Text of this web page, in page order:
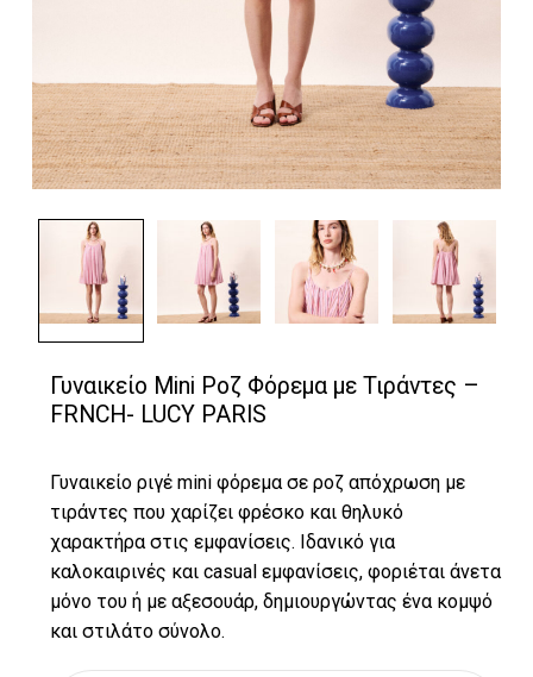
Γυναικείο Mini Ροζ Φόρεμα με Τιράντες –
FRNCH- LUCY PARIS
Γυναικείο ριγέ mini φόρεμα σε ροζ απόχρωση με
τιράντες που χαρίζει φρέσκο και θηλυκό
χαρακτήρα στις εμφανίσεις. Ιδανικό για
καλοκαιρινές και casual εμφανίσεις, φοριέται άνετα
μόνο του ή με αξεσουάρ, δημιουργώντας ένα κομψό
και στιλάτο σύνολο.